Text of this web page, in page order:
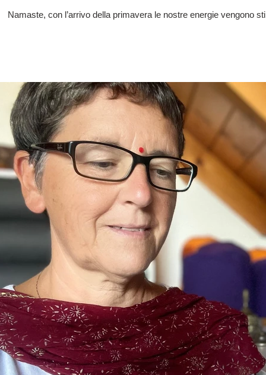
Namaste, con l’arrivo della primavera le nostre energie vengono